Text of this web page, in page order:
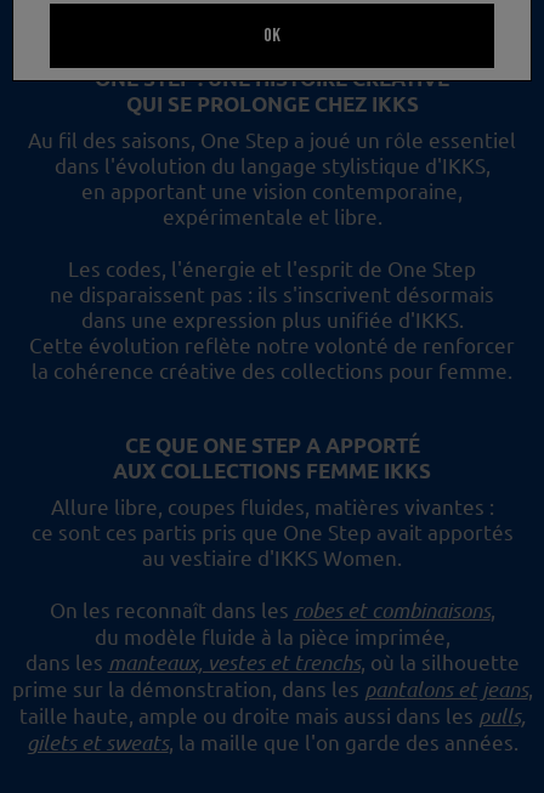
ONE STEP : UNE HISTOIRE CRÉATIVE
QUI SE PROLONGE CHEZ IKKS
Au fil des saisons, One Step a joué un rôle essentiel
dans l'évolution du langage stylistique d'IKKS,
en apportant une vision contemporaine,
expérimentale et libre.
Les codes, l'énergie et l'esprit de One Step
ne disparaissent pas : ils s'inscrivent désormais
dans une expression plus unifiée d'IKKS.
Cette évolution reflète notre volonté de renforcer
la cohérence créative des collections pour femme.
CE QUE ONE STEP A APPORTÉ
AUX COLLECTIONS FEMME IKKS
Allure libre, coupes fluides, matières vivantes :
ce sont ces partis pris que One Step avait apportés
au vestiaire d'IKKS Women.
On les reconnaît dans les robes et combinaisons,
du modèle fluide à la pièce imprimée,
dans les manteaux, vestes et trenchs, où la silhouette
prime sur la démonstration, dans les pantalons et jeans,
taille haute, ample ou droite mais aussi dans les pulls,
gilets et sweats, la maille que l'on garde des années.
OK